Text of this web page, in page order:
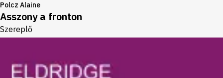
Polcz Alaine
Asszony a fronton
Szereplő